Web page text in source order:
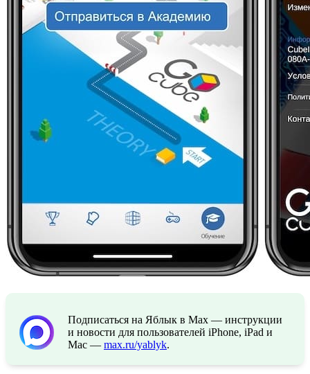
Подписаться на Яблык в Max — инструкции
и новости для пользователей iPhone, iPad и
Mac — max.ru/yablyk.